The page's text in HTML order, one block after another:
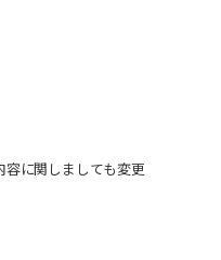
に関しましても変更